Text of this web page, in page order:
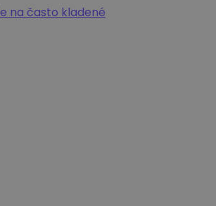
na často kladené